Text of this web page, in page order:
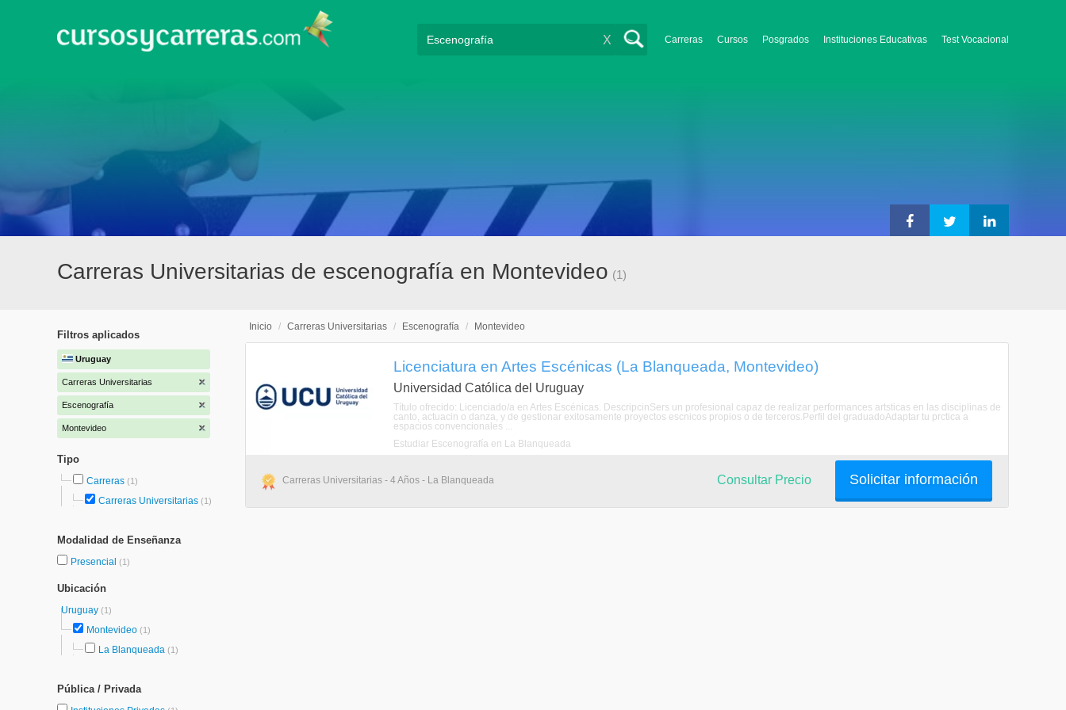
Carreras Cursos Posgrados Instituciones Educativas Test Vocacional
X
Carreras Universitarias de escenografía en Montevideo (1)
Filtros aplicados
Uruguay
Carreras Universitarias
Escenografía
Montevideo
Tipo
Carreras (1)
Carreras Universitarias (1)
Modalidad de Enseñanza
Presencial (1)
Ubicación
Uruguay (1)
Montevideo (1)
La Blanqueada (1)
Pública / Privada
Inicio / Carreras Universitarias / Escenografía / Montevideo
Licenciatura en Artes Escénicas (La Blanqueada, Montevideo)
Universidad Católica del Uruguay
Título ofrecido: Licenciado/a en Artes Escénicas. DescripcinSers un profesional capaz de realizar performances artsticas en las disciplinas de
canto, actuacin o danza, y de gestionar exitosamente proyectos escnicos propios o de terceros.Perfil del graduadoAdaptar tu prctica a
espacios convencionales ...
Estudiar Escenografía en La Blanqueada
Carreras Universitarias - 4 Años - La Blanqueada Solicitar información
Consultar Precio